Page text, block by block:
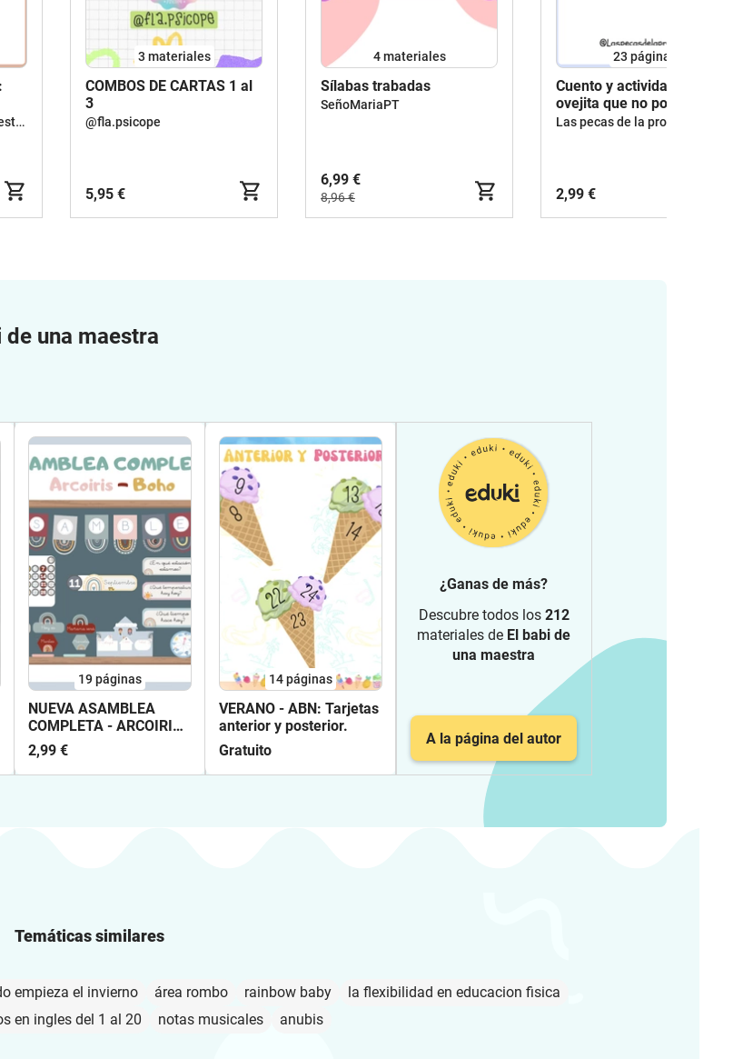
Las pecas de la profe. Maestra y escritora de cuentos
3 materiales
COMBOS DE CARTAS 1 al
3
@fla.psicope
5,95 €
4 materiales
Sílabas trabadas
SeñoMariaPT
6,99 €
8,96 €
23 páginas
Cuento y actividades: La
ovejita que no podía
dormir.
2,99 €
de una maestra
19páginas
NUEVA ASAMBLEA
COMPLETA - ARCOIRIS -
BOHO
2,99 €
14páginas
VERANO - ABN: Tarjetas
anterior y posterior.
Gratuito
¿Ganas de más?
Descubre todos los 212
materiales de El babi de
una maestra
A la página del autor
Temáticas similares
empieza el invierno área rombo rainbow baby
la flexibilidad en educacion fisica
en ingles del 1 al 20 notas musicales anubis